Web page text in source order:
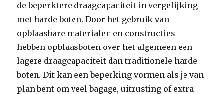
de beperktere draagcapaciteit in vergelijking
met harde boten. Door het gebruik van
opblaasbare materialen en constructies
hebben opblaasboten over het algemeen een
lagere draagcapaciteit dan traditionele harde
boten. Dit kan een beperking vormen als je van
plan bent om veel bagage, uitrusting of extra